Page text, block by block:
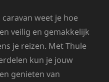
weet je hoe
veilig en gemakkelijk
je reizen. Met Thule
kun je jouw
genieten van